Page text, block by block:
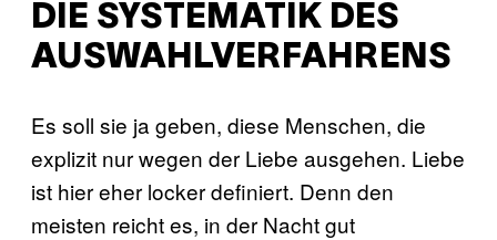
DIE SYSTEMATIK DES
AUSWAHLVERFAHRENS
Es soll sie ja geben, diese Menschen, die
explizit nur wegen der Liebe ausgehen. Liebe
ist hier eher locker definiert. Denn den
meisten reicht es, in der Nacht gut